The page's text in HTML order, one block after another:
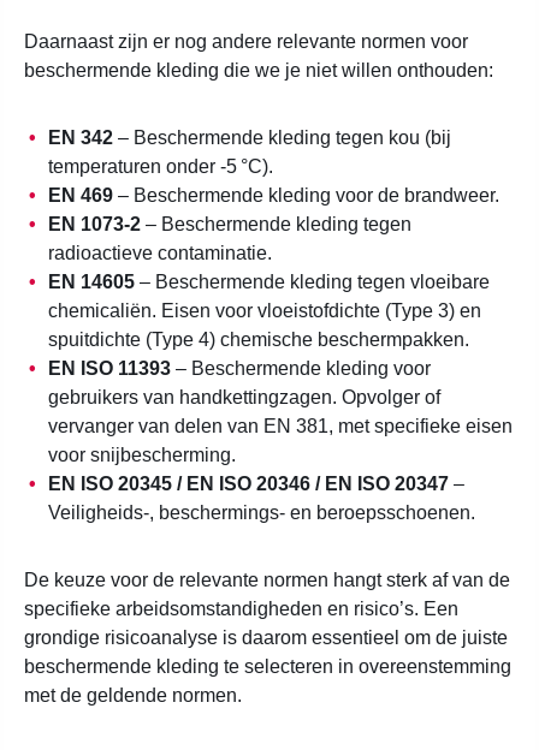
Daarnaast zijn er nog andere relevante normen voor
beschermende kleding die we je niet willen onthouden:
EN 342 – Beschermende kleding tegen kou (bij
temperaturen onder -5 °C).
EN 469 – Beschermende kleding voor de brandweer.
EN 1073-2 – Beschermende kleding tegen
radioactieve contaminatie.
EN 14605 – Beschermende kleding tegen vloeibare
chemicaliën. Eisen voor vloeistofdichte (Type 3) en
spuitdichte (Type 4) chemische beschermpakken.
EN ISO 11393 – Beschermende kleding voor
gebruikers van handkettingzagen. Opvolger of
vervanger van delen van EN 381, met specifieke eisen
voor snijbescherming.
EN ISO 20345 / EN ISO 20346 / EN ISO 20347 –
Veiligheids-, beschermings- en beroepsschoenen.
De keuze voor de relevante normen hangt sterk af van de
specifieke arbeidsomstandigheden en risico’s. Een
grondige risicoanalyse is daarom essentieel om de juiste
beschermende kleding te selecteren in overeenstemming
met de geldende normen.